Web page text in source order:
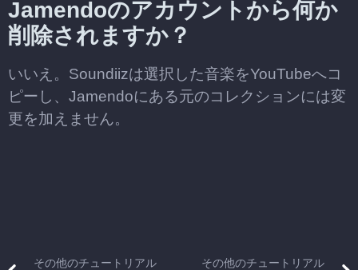
Jamendoのアカウントから何か
削除されますか？
いいえ。Soundiizは選択した音楽をYouTubeへコ
ピーし、Jamendoにある元のコレクションには変
更を加えません。
その他のチュートリアル その他のチュートリアル